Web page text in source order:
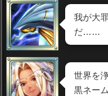
我が大
だ……
世界を
黒ネー